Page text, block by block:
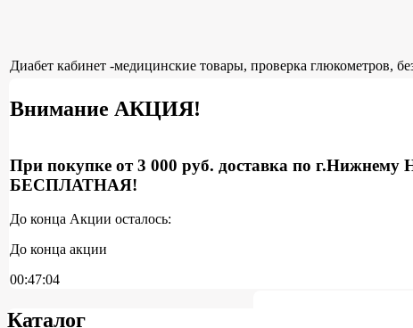
Диабет кабинет -медицинские товары, проверка глюкометров,
Внимание АКЦИЯ!
При покупке от 3 000 руб. доставка по г.Нижнему
БЕСПЛАТНАЯ!
До конца Акции осталось:
До конца акции
00:47:03
Каталог